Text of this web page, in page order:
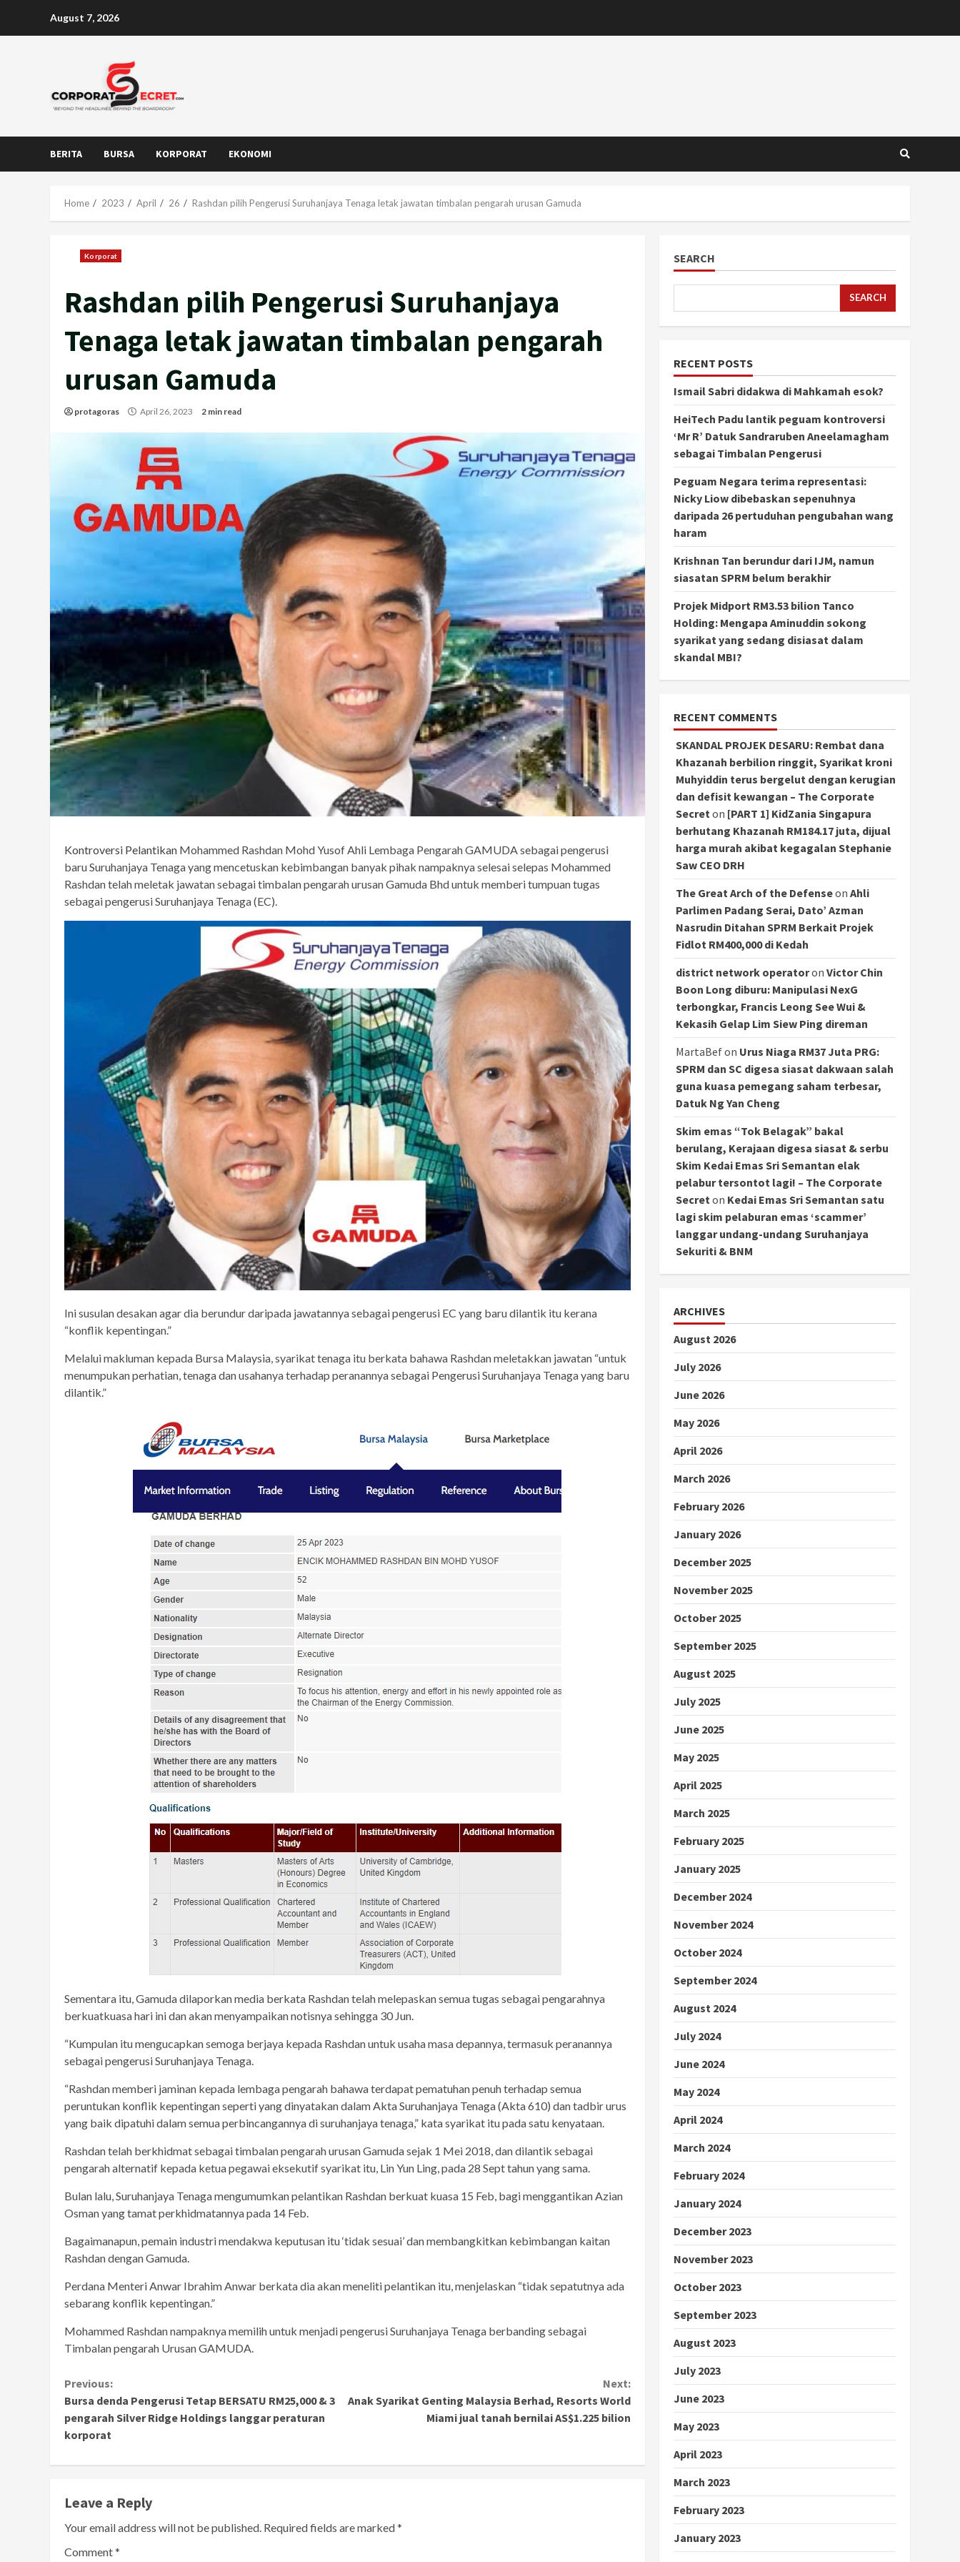
August 7, 2026
BERITA BURSA KORPORAT EKONOMI
Home 2023 April 26 Rashdan pilih Pengerusi Suruhanjaya Tenaga letak jawatan timbalan pengarah urusan Gamuda
Korporat
Rashdan pilih Pengerusi Suruhanjaya
Tenaga letak jawatan timbalan pengarah
urusan Gamuda
protagoras April 26, 2023 2 min read
Kontroversi Pelantikan Mohammed Rashdan Mohd Yusof Ahli Lembaga Pengarah GAMUDA sebagai pengerusi
baru Suruhanjaya Tenaga yang mencetuskan kebimbangan banyak pihak nampaknya selesai selepas Mohammed
Rashdan telah meletak jawatan sebagai timbalan pengarah urusan Gamuda Bhd untuk memberi tumpuan tugas
sebagai pengerusi Suruhanjaya Tenaga (EC).
Ini susulan desakan agar dia berundur daripada jawatannya sebagai pengerusi EC yang baru dilantik itu kerana
“konflik kepentingan.”
Melalui makluman kepada Bursa Malaysia, syarikat tenaga itu berkata bahawa Rashdan meletakkan jawatan “untuk
menumpukan perhatian, tenaga dan usahanya terhadap peranannya sebagai Pengerusi Suruhanjaya Tenaga yang baru
dilantik.”
Sementara itu, Gamuda dilaporkan media berkata Rashdan telah melepaskan semua tugas sebagai pengarahnya
berkuatkuasa hari ini dan akan menyampaikan notisnya sehingga 30 Jun.
“Kumpulan itu mengucapkan semoga berjaya kepada Rashdan untuk usaha masa depannya, termasuk peranannya
sebagai pengerusi Suruhanjaya Tenaga.
“Rashdan memberi jaminan kepada lembaga pengarah bahawa terdapat pematuhan penuh terhadap semua
peruntukan konflik kepentingan seperti yang dinyatakan dalam Akta Suruhanjaya Tenaga (Akta 610) dan tadbir urus
yang baik dipatuhi dalam semua perbincangannya di suruhanjaya tenaga,” kata syarikat itu pada satu kenyataan.
Rashdan telah berkhidmat sebagai timbalan pengarah urusan Gamuda sejak 1 Mei 2018, dan dilantik sebagai
pengarah alternatif kepada ketua pegawai eksekutif syarikat itu, Lin Yun Ling, pada 28 Sept tahun yang sama.
Bulan lalu, Suruhanjaya Tenaga mengumumkan pelantikan Rashdan berkuat kuasa 15 Feb, bagi menggantikan Azian
Osman yang tamat perkhidmatannya pada 14 Feb.
Bagaimanapun, pemain industri mendakwa keputusan itu ‘tidak sesuai’ dan membangkitkan kebimbangan kaitan
Rashdan dengan Gamuda.
Perdana Menteri Anwar Ibrahim Anwar berkata dia akan meneliti pelantikan itu, menjelaskan “tidak sepatutnya ada
sebarang konflik kepentingan.”
Mohammed Rashdan nampaknya memilih untuk menjadi pengerusi Suruhanjaya Tenaga berbanding sebagai
Timbalan pengarah Urusan GAMUDA.
Continue
Reading
Previous:
Bursa denda Pengerusi Tetap BERSATU RM25,000 & 3
pengarah Silver Ridge Holdings langgar peraturan
korporat
Next:
Anak Syarikat Genting Malaysia Berhad, Resorts World
Miami jual tanah bernilai AS$1.225 bilion
Leave a Reply
Your email address will not be published. Required fields are marked*
Comment*
SEARCH
SEARCH
RECENT POSTS
Ismail Sabri didakwa di Mahkamah esok?
HeiTech Padu lantik peguam kontroversi
‘Mr R’ Datuk Sandraruben Aneelamagham
sebagai Timbalan Pengerusi
Peguam Negara terima representasi:
Nicky Liow dibebaskan sepenuhnya
daripada 26 pertuduhan pengubahan wang
haram
Krishnan Tan berundur dari IJM, namun
siasatan SPRM belum berakhir
Projek Midport RM3.53 bilion Tanco
Holding: Mengapa Aminuddin sokong
syarikat yang sedang disiasat dalam
skandal MBI?
RECENT COMMENTS
SKANDAL PROJEK DESARU: Rembat dana
Khazanah berbilion ringgit, Syarikat kroni
Muhyiddin terus bergelut dengan kerugian
dan defisit kewangan – The Corporate
Secret on [PART 1] KidZania Singapura
berhutang Khazanah RM184.17 juta, dijual
harga murah akibat kegagalan Stephanie
Saw CEO DRH
The Great Arch of the Defenseon Ahli
Parlimen Padang Serai, Dato’ Azman
Nasrudin Ditahan SPRM Berkait Projek
Fidlot RM400,000 di Kedah
district network operatoron Victor Chin
Boon Long diburu: Manipulasi NexG
terbongkar, Francis Leong See Wui &
Kekasih Gelap Lim Siew Ping direman
MartaBefon Urus Niaga RM37 Juta PRG:
SPRM dan SC digesa siasat dakwaan salah
guna kuasa pemegang saham terbesar,
Datuk Ng Yan Cheng
Skim emas “Tok Belagak” bakal
berulang, Kerajaan digesa siasat & serbu
Skim Kedai Emas Sri Semantan elak
pelabur tersontot lagi! – The Corporate
Secret on Kedai Emas Sri Semantan satu
lagi skim pelaburan emas ‘scammer’
langgar undang-undang Suruhanjaya
Sekuriti & BNM
ARCHIVES
August 2026
July 2026
June 2026
May 2026
April 2026
March 2026
February 2026
January 2026
December 2025
November 2025
October 2025
September 2025
August 2025
July 2025
June 2025
May 2025
April 2025
March 2025
February 2025
January 2025
December 2024
November 2024
October 2024
September 2024
August 2024
July 2024
June 2024
May 2024
April 2024
March 2024
February 2024
January 2024
December 2023
November 2023
October 2023
September 2023
August 2023
July 2023
June 2023
May 2023
April 2023
March 2023
February 2023
January 2023